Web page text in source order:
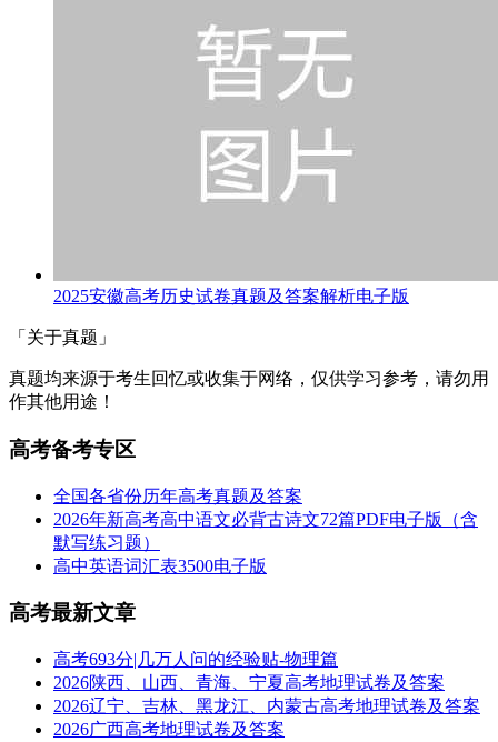
2025安徽高考历史试卷真题及答案解析电子版
「关于真题」
真题均来源于考生回忆或收集于网络，仅供学习参考，请勿用
作其他用途！
高考备考专区
全国各省份历年高考真题及答案
2026年新高考高中语文必背古诗文72篇PDF电子版（含
默写练习题）
高中英语词汇表3500电子版
高考最新文章
高考693分|几万人问的经验贴-物理篇
2026陕西、山西、青海、宁夏高考地理试卷及答案
2026辽宁、吉林、黑龙江、内蒙古高考地理试卷及答案
2026广西高考地理试卷及答案